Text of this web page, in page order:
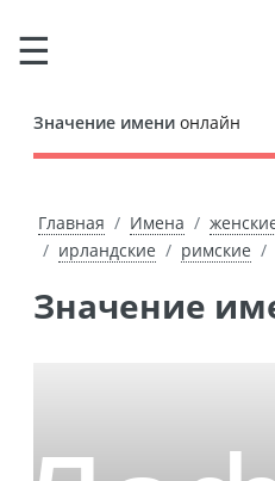
Значение имени онлайн
Главная Имена
ирландские
римские
Значение